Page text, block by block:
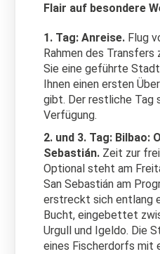
Flair auf besondere
1. Tag: Anreise. Flug
Rahmen des
Sie eine geführte
Ihnen einen ersten
gibt. Der restliche Tag
Verfügung.
2. und 3. Tag: Bilbao:
Sebastián. Zeit zur
Optional steht am
San Sebastián am
erstreckt sich entlang
Bucht, eingebettet
Urgull und Igeldo. Die
eines Fischerdorfs mit